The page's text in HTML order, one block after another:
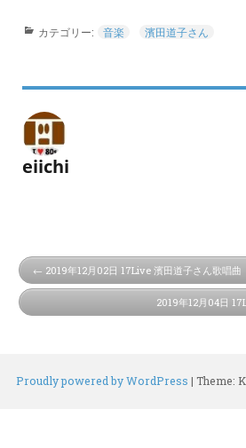
カテゴリー: 音楽 濱田道子さん
eiichi
2019年12月02日 17Live 濱田道子さん歌唱曲
2019年12月04日
Proudly powered by WordPress | Theme: